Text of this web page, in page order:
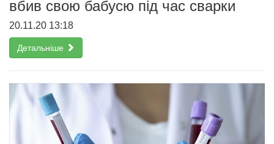
вбив свою бабусю під час сварки
20.11.20 13:18
Детальніше